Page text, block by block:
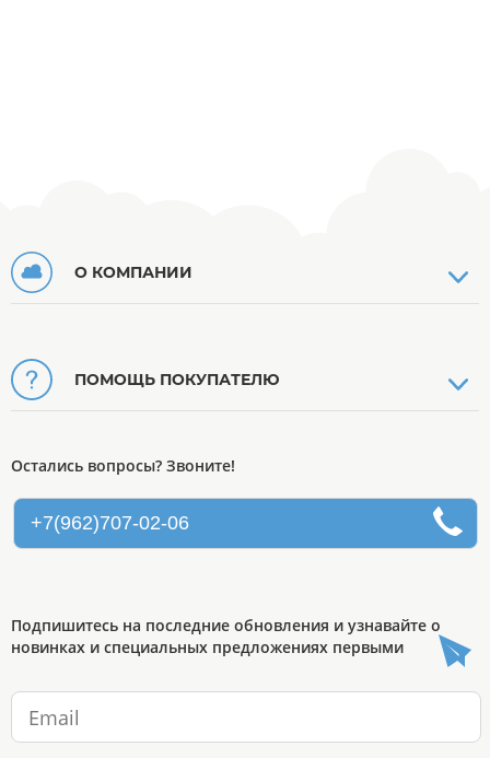
О КОМПАНИИ
ПОМОЩЬ ПОКУПАТЕЛЮ
Остались вопросы? Звоните!
+7(962)707-02-06
Подпишитесь на последние обновления и узнавайте о
новинках и специальных предложениях первыми